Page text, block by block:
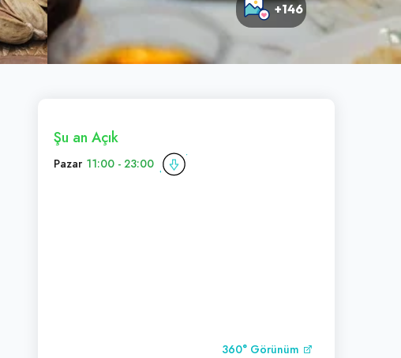
+146
Şu an Açık
Pazar 11:00 - 23:00
360° Görünüm